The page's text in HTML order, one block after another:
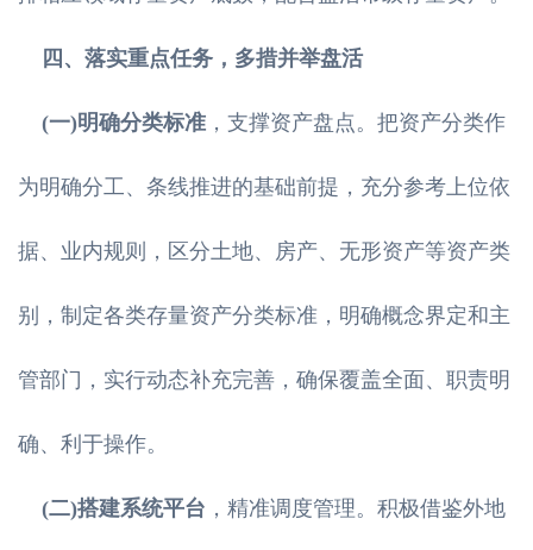
四、落实重点任务，多措并举盘活
(一)明确分类标准 ，支撑资产盘点。把资产分类作
为明确分工、条线推进的基础前提，充分参考上位依
据、业内规则，区分土地、房产、无形资产等资产类
别，制定各类存量资产分类标准，明确概念界定和主
管部门，实行动态补充完善，确保覆盖全面、职责明
确、利于操作。
(二)搭建系统平台 ，精准调度管理。积极借鉴外地